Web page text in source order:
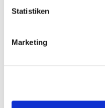
Statistiken
Marketing